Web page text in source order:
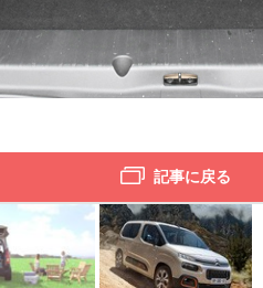
記事に戻る